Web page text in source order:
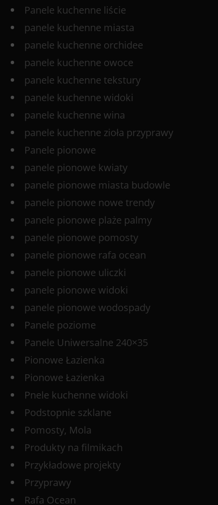
Panele kuchenne liście
panele kuchenne miasta
panele kuchenne orchidee
panele kuchenne owoce
panele kuchenne tekstury
panele kuchenne widoki
panele kuchenne wina
panele kuchenne zioła przyprawy
Panele pionowe
panele pionowe kwiaty
panele pionowe miasta budowle
panele pionowe nowe trendy
panele pionowe plaże palmy
panele pionowe pomosty
panele pionowe rafa ocean
panele pionowe uliczki
panele pionowe widoki
panele pionowe wodospady
Panele poziome
Panele Uniwersalne 240×35
Pionowe Łazienka
Pionowe Łazienka
Pnele kuchenne widoki
Podstopnie szklane
Pomosty, Mola
Produkty na filmikach
Przykładowe projekty
Przyprawy
Rafa Ocean